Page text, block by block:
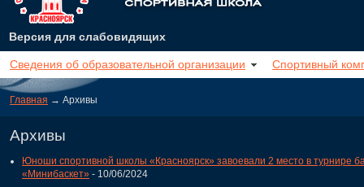
Версия для слабовидящих
Сведения об образовательной организации Спортивный
Главная → Архивы
Архивы
Юноши спортивной школы «Красноярск» завоевали 2 место в турнире
«Минибаскет» - 10/06/2024